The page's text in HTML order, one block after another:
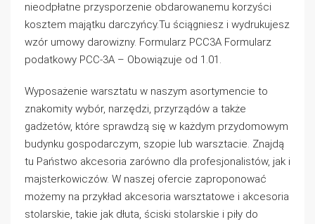
nieodpłatne przysporzenie obdarowanemu korzyści
kosztem majątku darczyńcy.Tu ściągniesz i wydrukujesz
wzór umowy darowizny. Formularz PCC3A Formularz
podatkowy PCC-3A – Obowiązuje od 1.01.
Wyposażenie warsztatu w naszym asortymencie to
znakomity wybór, narzędzi, przyrządów a także
gadżetów, które sprawdzą się w każdym przydomowym
budynku gospodarczym, szopie lub warsztacie. Znajdą
tu Państwo akcesoria zarówno dla profesjonalistów, jak i
majsterkowiczów. W naszej ofercie zaproponować
możemy na przykład akcesoria warsztatowe i akcesoria
stolarskie, takie jak dłuta, ściski stolarskie i piły do